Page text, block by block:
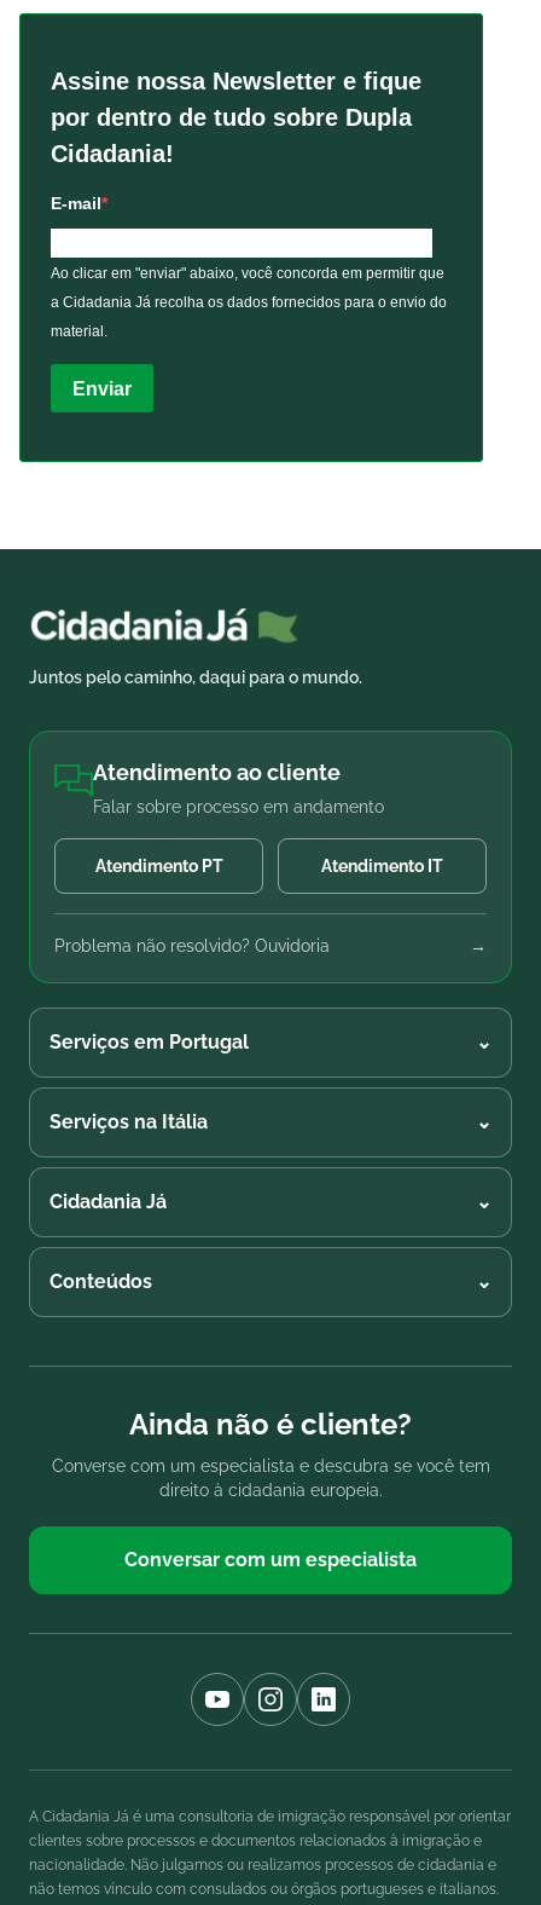
Assine nossa Newsletter e fique
por dentro de tudo sobre Dupla
Cidadania!
E-mail
Ao clicar em "enviar" abaixo, você concorda em permitir que
a Cidadania Já recolha os dados fornecidos para o envio do
material.
Enviar
Juntos pelo caminho, daqui para o mundo.
Atendimento ao cliente
Falar sobre processo em andamento
Atendimento PT Atendimento IT
Problema não resolvido? Ouvidoria →
Serviços em Portugal ⌄
Serviços na Itália ⌄
Cidadania Já ⌄
Conteúdos ⌄
Ainda não é cliente?
Converse com um especialista e descubra se você tem
direito à cidadania europeia.
Conversar com um especialista
A Cidadania Já é uma consultoria de imigração responsável por orientar
clientes sobre processos e documentos relacionados à imigração e
nacionalidade. Não julgamos ou realizamos processos de cidadania e
não temos vínculo com consulados ou órgãos portugueses e italianos.